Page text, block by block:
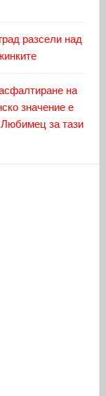
разсели над
на
значение е
за тази